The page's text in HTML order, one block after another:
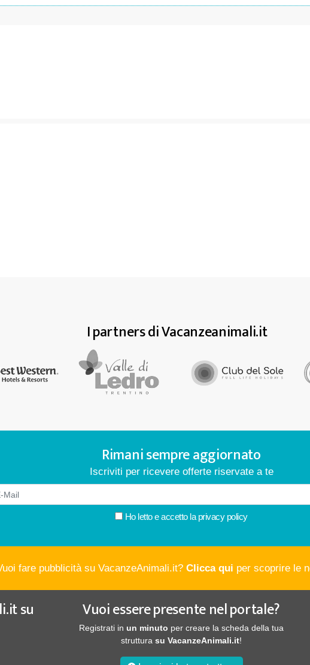
I partners di Vacanzeanimali.it
Rimani sempre aggiornato
Iscriviti per ricevere offerte riservate a te
Ho letto e accetto la privacy policy
fare pubblicità su VacanzeAnimali.it? Clicca qui per scoprire le
su Vuoi essere presente nel portale?
Registrati in un minuto per creare la scheda della tua
struttura su VacanzeAnimali.it!